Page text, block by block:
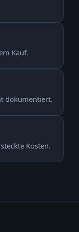
Kauf.
dokumentiert.
Kosten.